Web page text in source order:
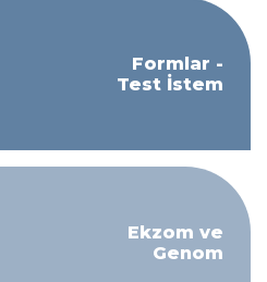
Formlar -
Test İstem
Ekzom ve
Genom